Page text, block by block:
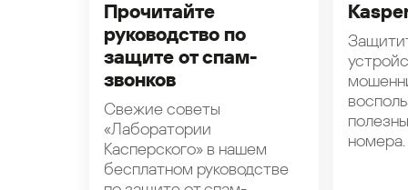
Прочитайте
руководство по
защите от спам-
звонков
Свежие советы
«Лаборатории
Касперского» в нашем
бесплатном руководстве
номера.